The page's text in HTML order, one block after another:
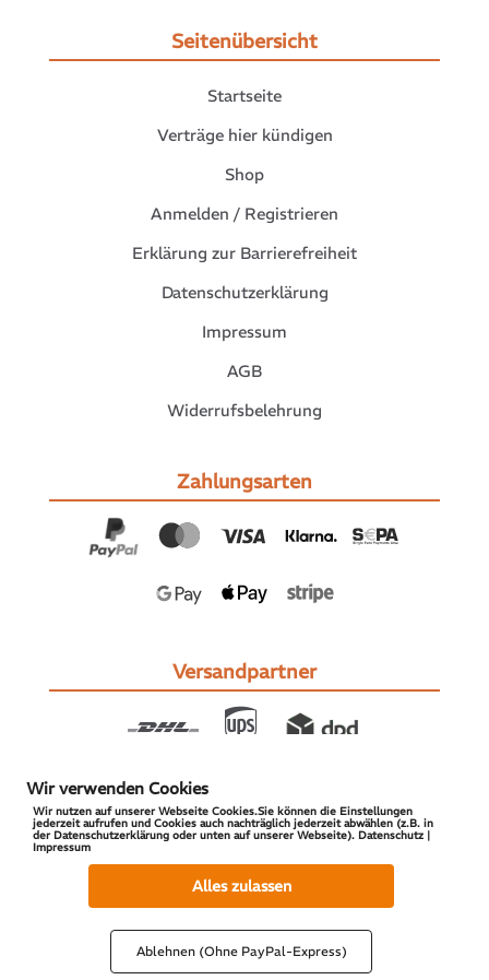
Seitenübersicht
Startseite
Verträge hier kündigen
Shop
Anmelden / Registrieren
Erklärung zur Barrierefreiheit
Datenschutzerklärung
Impressum
AGB
Widerrufsbelehrung
Zahlungsarten
Versandpartner
© 2026 S-PARTS | All Rights Reserved
Wir verwenden Cookies
Wir nutzen auf unserer Webseite Cookies.Sie können die Einstellungen
jederzeit aufrufen und Cookies auch nachträglich jederzeit abwählen (z.B. in
der Datenschutzerklärung oder unten auf unserer Webseite). Datenschutz |
Impressum
Alles zulassen
Ablehnen (Ohne PayPal-Express)